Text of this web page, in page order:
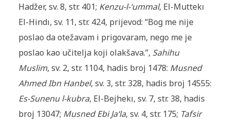
Hadžer, sv. 8, str. 401; Kenzu-l-‘ummal, El-Muttekı
El-Hindı, sv. 11, str. 424, prijevod: “Bog me nije
poslao da otežavam i prigovaram, nego me je
poslao kao učitelja koji olakšava.”, Sahihu
Muslim, sv. 2, str. 1104, hadis broj 1478: Musned
Ahmed Ibn Hanbel, sv. 3, str. 328, hadis broj 14555:
Es-Sunenu l-kubra, El-Bejhekı, sv. 7, str. 38, hadis
broj 13047; Musned Ebi Ja‘la, sv. 4, str. 175; Tafsir